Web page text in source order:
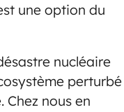
une option du
nucléaire
perturbé
Chez nous en